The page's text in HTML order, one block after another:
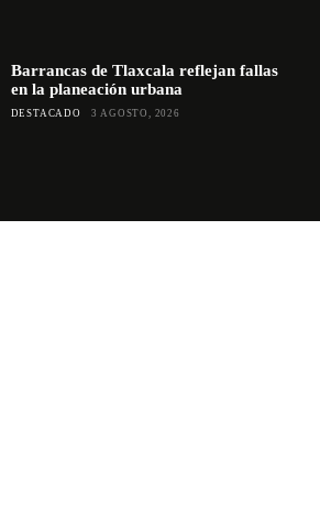
Barrancas de Tlaxcala reflejan fallas
en la planeación urbana
DESTACADO 3 AGOSTO, 2026